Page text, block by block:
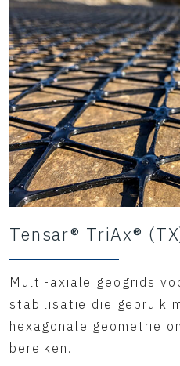
Tensar® TriAx®
Multi-axiale geogrids
stabilisatie die gebruik
hexagonale geometrie
bereiken.